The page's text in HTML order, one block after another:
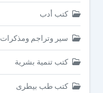
كتب أدب
سير وتراجم ومذكرات
كتب تنمية بشرية
كتب طب بيطرى